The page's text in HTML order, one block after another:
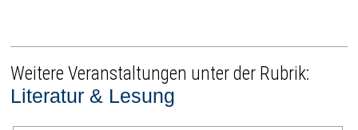
Weitere Veranstaltungen unter der Rubrik:
Literatur & Lesung